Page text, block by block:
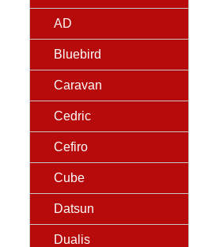
AD
Bluebird
Caravan
Cedric
Cefiro
Cube
Datsun
Dualis